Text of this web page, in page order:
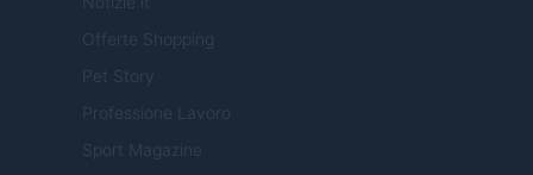
Offerte Shopping
Pet Story
Professione Lavoro
Sport Magazine